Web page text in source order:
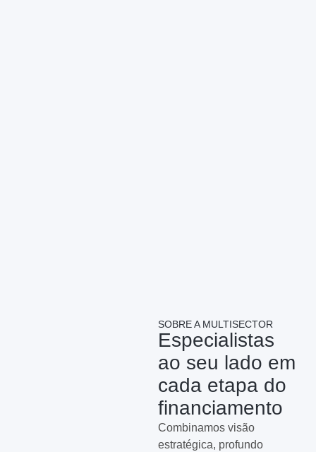
SOBRE A MULTISECTOR
Especialistas
ao seu lado em
cada etapa do
financiamento
Combinamos visão
estratégica, profundo